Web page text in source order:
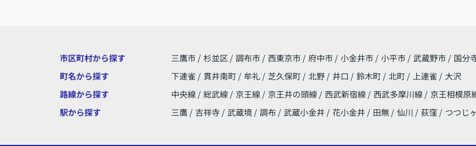
市区町村から探す 三鷹市 / 杉並区 / 調布市 / 西東京市 / 府中市 / 小金井市 / 小平市 / 武蔵野市 / 国分
町名から探す
下連雀 / 貫井南町 / 牟礼 / 芝久保町 / 北野 / 井口 / 鈴木町 / 北町 / 上連雀 / 大沢
路線から探す
中央線 / 総武線 / 京王線 / 京王井の頭線 / 西武新宿線 / 西武多摩川線 / 京王相模原
駅から探す
三鷹 / 吉祥寺 / 武蔵境 / 調布 / 武蔵小金井 / 花小金井 / 田無 / 仙川 / 荻窪 / つつじ